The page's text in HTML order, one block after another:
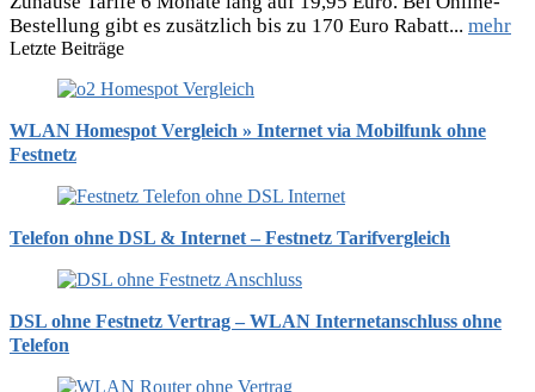
Bestellung gibt es zusätzlich bis zu 170 Euro Rabatt... mehr
Letzte Beiträge
WLAN Homespot Vergleich » Internet via Mobilfunk ohne
Festnetz
Telefon ohne DSL & Internet – Festnetz Tarifvergleich
DSL ohne Festnetz Vertrag – WLAN Internetanschluss ohne
Telefon